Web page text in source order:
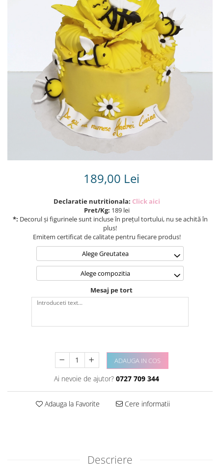
Torturi in frosting- crema pentru
Tortulețe 1.7 kg - 2 kg
189,00 Lei
Declaratie nutritionala: Click aici
Pret/Kg: 189 lei
*: Decorul și figurinele sunt incluse în prețul tortului, nu se achită în
plus!
Emitem certificat de calitate pentru fiecare produs!
Alege Greutatea
Alege compozitia
Mesaj pe tort
ADAUGA IN COS
Ai nevoie de ajutor? 0727 709 344
Adauga la Favorite Cere informatii
Descriere